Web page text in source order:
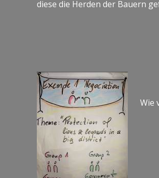
diese die Herden der Bauern
Wie